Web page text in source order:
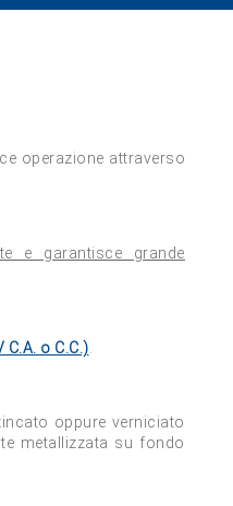
operazione attraverso
e garantisce grande
o C.C.)
oppure verniciato
metallizzata su fondo